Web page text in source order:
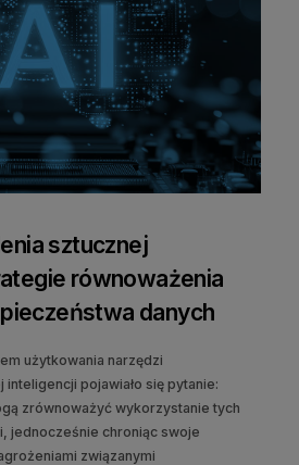
sztucznej
równoważenia
danych
użytkowania narzędzi
pojawiało się pytanie:
zrównoważyć wykorzystanie tych
jednocześnie chroniąc swoje
związanymi